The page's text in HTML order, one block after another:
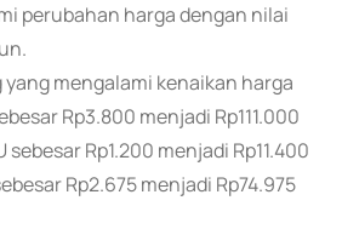
perubahan harga dengan nilai
mengalami kenaikan harga
Rp3.800 menjadi Rp111.000
sebesar Rp1.200 menjadi Rp11.400
Rp2.675 menjadi Rp74.975